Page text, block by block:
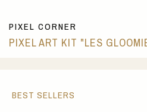
PIXEL CORNER
PIXEL ART KIT "LES
BEST SELLERS